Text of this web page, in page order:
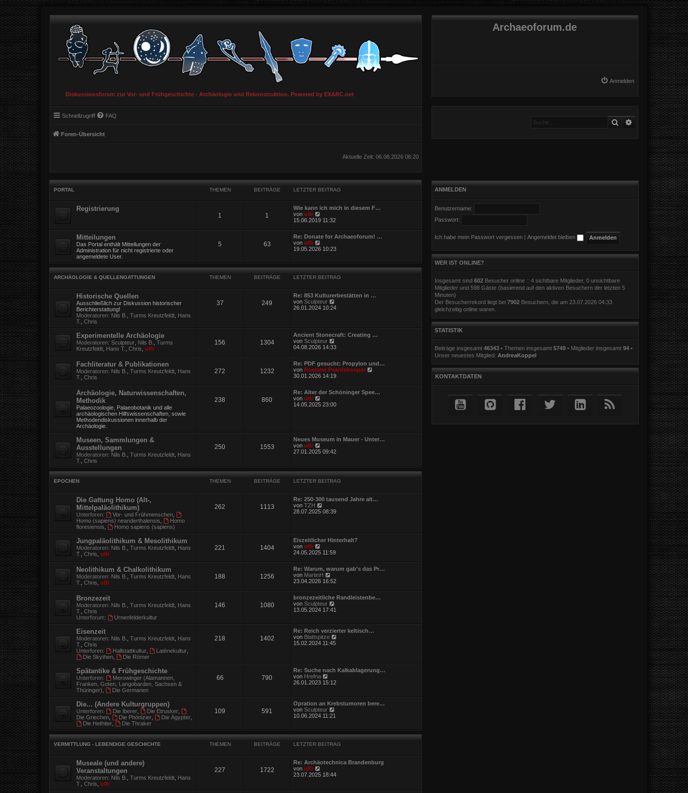
Diskussionsforum zur Vor- und Frühgeschichte - Archäologie und Rekonstruktion. Powered by EXARC.net
Archaeoforum.de
Anmelden
Schnellzugriff FAQ
Foren-Übersicht
Suche Erweiterte Suche
Aktuelle Zeit: 06.08.2026 06:20
PORTAL THEMEN BEITRÄGE LETZTER BEITRAG
Registrierung
1 1
Wie kann ich mich in diesem F…
vonulfr
e
e
s
e
B
e
i
t
a
g
15.06.2019 11:32
Mitteilungen
Das Portal enthält Mitteilungen der
Administration für nicht registrierte oder
angemeldete User.
5 63
Re: Donate for Archaeoforum! …
vonulfr
e
s
e
e
i
t
g
19.05.2026 10:23
ARCHÄOLOGIE & QUELLENGATTUNGEN THEMEN BEITRÄGE LETZTER BEITRAG
Historische Quellen
Ausschließlich zur Diskussion historischer
Berichterstattung!
Moderatoren: Nils B. Turms Kreutzfeldt Hans
T.
Chris
37 249
Re: 853 Kulturerbestätten in …
vonSculpteur
e
e
r
B
e
i
t
r
g
26.01.2024 10:24
Experimentelle Archäologie
Moderatoren: Sculpteur Nils B.
Turms
Kreutzfeldt Hans T. Chris ulfr
156 1304
Ancient Stonecraft: Creating …
vonSculpteur
e
e
s
t
e
B
e
i
t
04.08.2026 14:33
Fachliteratur & Publikationen
Moderatoren: Nils B. Turms Kreutzfeldt Hans
T.
Chris
272 1232
Re: PDF gesucht: Propylon und…
vonRoeland Paardekooper
e
s
t
r
30.01.2026 14:19
Archäologie, Naturwissenschaften,
Methodik
Palaeozoologie, Palaeobotanik und alle
archäologischen Hilfswissenschaften, sowie
Methodendiskussionen innerhalb der
Archäologie.
238 860
Re: Alter der Schöninger Spee…
vonulfr
e
e
r
e
r
g
14.05.2025 23:00
Museen, Sammlungen &
Ausstellungen
Moderatoren: Nils B. Turms Kreutzfeldt Hans
T.
Chris
250 1553
Neues Museum in Mauer - Unter…
vonulfr
e
s
e
B
e
i
t
27.01.2025 09:42
EPOCHEN THEMEN BEITRÄGE LETZTER BEITRAG
Die Gattung Homo (Alt-,
Mittelpaläolithikum)
Unterforen: Vor- und Frühmenschen,
Homo (sapiens) neanderthalensis
Homo
floresiensis
Homo sapiens (sapiens)
262 1113
Re: 250-300 tausend Jahre alt…
vonTZH
e
t
e
B
t
r
a
g
28.07.2025 08:39
Jungpaläolithikum & Mesolithikum
Moderatoren: Nils B. Turms Kreutzfeldt Hans
T.
Chris ulfr
221 1404
Eiszeitlicher Hinterhalt?
vonulfr
e
e
s
t
e
B
e
i
a
g
24.05.2025 11:59
Neolithikum & Chalkolithikum
Moderatoren: Nils B. Turms Kreutzfeldt Hans
T.
Chris ulfr
188 1256
Re: Warum, warum gab's das Pr…
von MartinH
e
e
s
t
e
B
e
i
t
23.04.2026 16:52
Bronzezeit
Moderatoren: Nils B. Turms Kreutzfeldt Hans
T.
Chris
Unterforum:
Urnenfelderkultur
146 1080
bronzezeitliche Randleistenbe…
vonSculpteur
e
t
e
r
i
t
a
13.05.2024 17:41
Eisenzeit
Moderatoren: Nils B. Turms Kreutzfeldt Hans
T.
Chris
Unterforen:
Hallstattkultur, Latènekultur,
Die Skythen, Die Römer
218 1402
Re: Reich verzierter keltisch…
von Blattspitze
t
e
i
t
15.02.2024 11:45
Spätantike & Frühgeschichte
Unterforen:
Merowinger (Alamannen,
Franken, Goten, Langobarden, Sachsen &
Thüringer)
Die Germanen
66 790
Re: Suche nach Kalkablagerung…
von Hrefna
e
s
t
e
r
e
t
a
g
26.01.2023 15:12
Die... (Andere Kulturgruppen)
Unterforen: Die Iberer, Die Etrusker,
Die Griechen
Die Phönizier, Die Ägypter,
Die Hethiter, Die Thraker
109 591
Opration an Krebstumoren bere…
vonSculpteur
s
e
e
t
10.06.2024 11:21
VERMITTLUNG - LEBENDIGE GESCHICHTE THEMEN BEITRÄGE LETZTER BEITRAG
Museale (und andere)
Veranstaltungen
Moderatoren: Nils B. Turms Kreutzfeldt Hans
T.
Chris ulfr
227 1722
Re: Archäotechnica Brandenburg
vonulfr
e
23.07.2025 18:44
ANMELDEN
Benutzername:
Passwort:
Ich habe mein Passwort vergessen | Angemeldet bleiben
WER IST ONLINE?
Insgesamt sind 602Besucher online :: 4 sichtbare Mitglieder, 0 unsichtbare
Mitglieder und 598 Gäste (basierend auf den aktiven Besuchern der letzten 5
Minuten)
Der Besucherrekord liegt bei 7902Besuchern, die am 23.07.2026 04:33
gleichzeitig online waren.
STATISTIK
Beiträge insgesamt 46343• Themen insgesamt 5749• Mitglieder insgesamt 94•
Unser neuestes Mitglied: AndreaKoppel
KONTAKTDATEN